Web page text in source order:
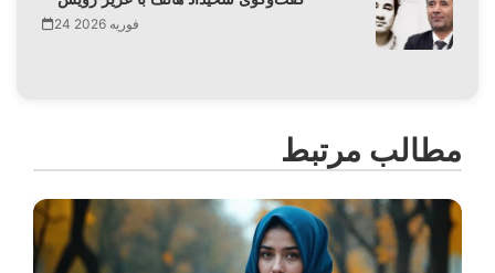
24 فوریه 2026
مطالب مرتبط